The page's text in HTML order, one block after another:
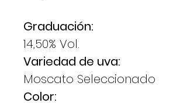
Graduación:
14,50% Vol.
Variedad de uva:
Moscato Seleccionado
Color: